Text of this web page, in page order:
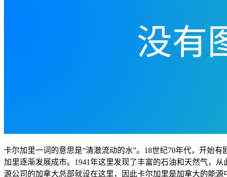
卡尔加里一词的意思是“清澈流动的水”。18世纪70年代，开始
加里逐渐发展成市。1941年这里发现了丰富的石油和天然气，
源公司的加拿大总部就设在这里，因此卡尔加里是加拿大的能